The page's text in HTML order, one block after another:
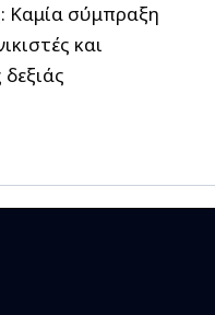
Καμία σύμπραξη
και